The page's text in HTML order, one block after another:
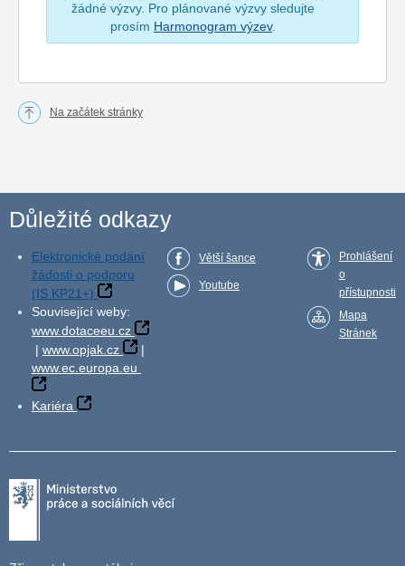
žádné výzvy. Pro plánované výzvy sledujte
prosím Harmonogram výzev.
Na začátek stránky
Důležité odkazy
Elektronické podání
žádosti o podporu
(IS KP21+)
Související weby:
www.dotaceeu.cz
| www.opjak.cz
|
www.ec.europa.eu
Kariéra
Větší šance
Youtube
Prohlášení
o
přístupnosti
Mapa
Stránek